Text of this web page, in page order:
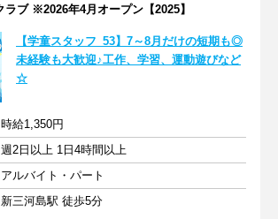
ラブ ※2026年4月オープン【2025】
【学童スタッフ_53】7～8月だけの短期も◎
未経験も大歓迎♪工作、学習、運動遊びなど
☆
時給1,350円
週2日以上 1日4時間以上
アルバイト・パート
新三河島駅 徒歩5分